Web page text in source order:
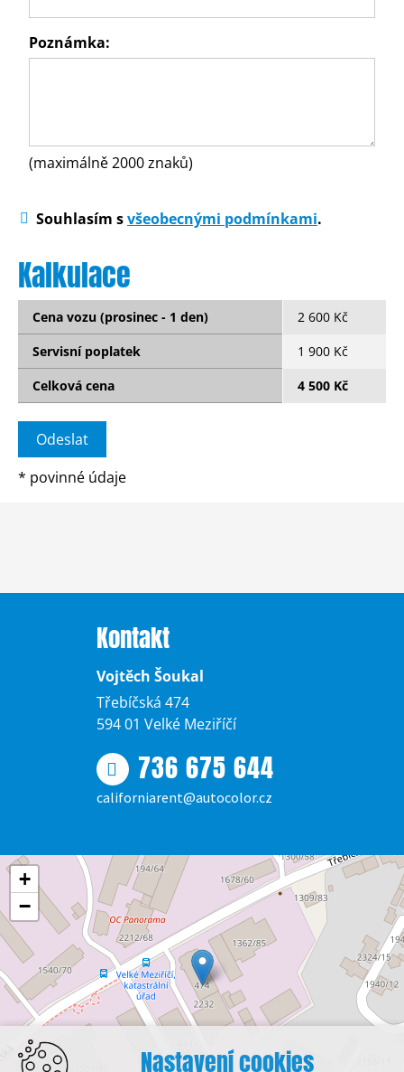
Poznámka:
(maximálně 2000 znaků)
Souhlasím svšeobecnými podmínkami.
Kalkulace
Cena vozu (prosinec - 1 den)
2 600 Kč
Servisní poplatek
1 900 Kč
Celková cena
4 500 Kč
* povinné údaje
Kontakt
Vojtěch Šoukal
Třebíčská 474
594 01 Velké Meziříčí
736 675 644
californiarent@autocolor.cz
+
−
Nastavení cookies